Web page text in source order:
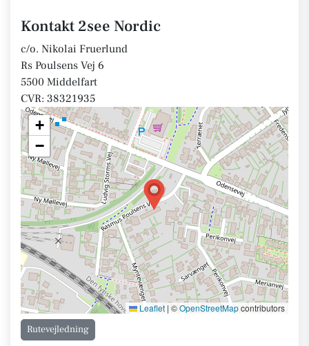
Kontakt 2see Nordic
c/o. Nikolai Fruerlund
Rs Poulsens Vej 6
5500 Middelfart
CVR: 38321935
+
−
Leaflet | ©OpenStreetMapcontributors
Rutevejledning